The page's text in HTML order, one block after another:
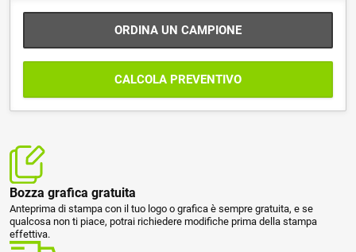
ORDINA UN CAMPIONE
CALCOLA PREVENTIVO
Bozza grafica gratuita
Anteprima di stampa con il tuo logo o grafica è sempre gratuita, e se
qualcosa non ti piace, potrai richiedere modifiche prima della stampa
effettiva.